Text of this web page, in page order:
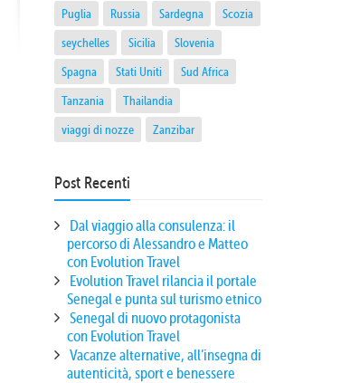
Puglia
Russia Sardegna
Scozia
seychelles
Sicilia
Slovenia
Spagna
Stati Uniti
Sud Africa
Tanzania
Thailandia
viaggi di nozze
Zanzibar
Post Recenti
Dal viaggio alla consulenza: il
percorso di Alessandro e Matteo
con Evolution Travel
Evolution Travel rilancia il portale
Senegal e punta sul turismo etnico
Senegal di nuovo protagonista
con Evolution Travel
Vacanze alternative, all’insegna di
autenticità, sport e benessere